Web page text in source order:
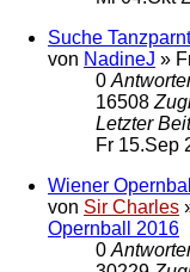
Suche
von NadineJ »
0
16508
Letzter
Fr 15.Sep
Wiener
von Sir Charles
Opernball 2016
0